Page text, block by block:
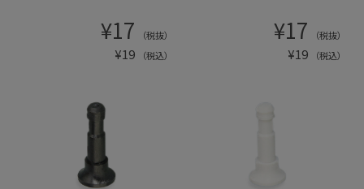
¥17 （税抜）
¥19 （税込）
¥17 （税抜）
¥19 （税込）